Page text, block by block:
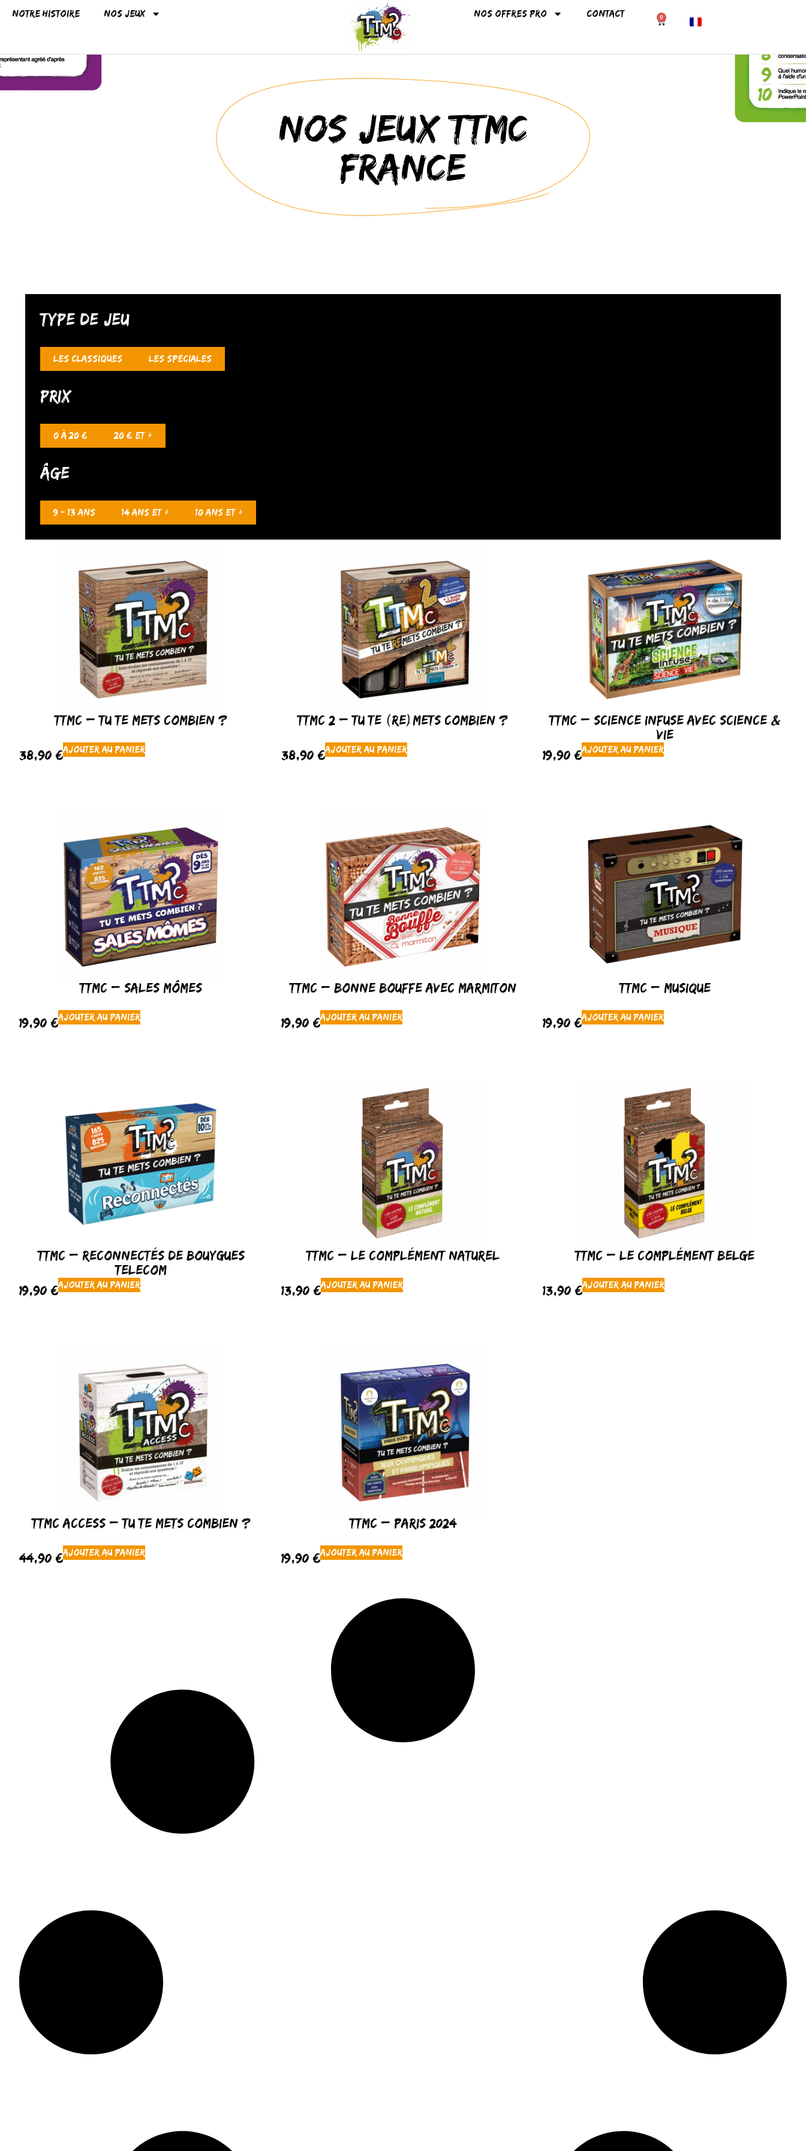
Notre histoire Nos jeux Nos offres pro Contact 0
Deutsch
Nos jeux TTMC
France
Type de jeu
Les classiques Les spéciales
Prix
0 à 20 € 20 € et +
Âge
9 - 13 ans 14 ans et + 10 ans et +
TTMC – Tu Te Mets Combien ?
38,90 €Ajouter au panier
TTMC 2 – Tu Te (Re)Mets Combien ?
38,90 €Ajouter au panier
TTMC – Science Infuse avec Science &
Vie
19,90€Ajouter au panier
TTMC – Sales Mômes
19,90 €Ajouter au panier
TTMC – Bonne Bouffe avec Marmiton
19,90 €Ajouter au panier
TTMC – Musique
19,90€Ajouter au panier
TTMC – Reconnectés de Bouygues
Telecom
19,90 €Ajouter au panier
TTMC – Le Complément Naturel
13,90 €Ajouter au panier
TTMC – Le Complément Belge
13,90€Ajouter au panier
TTMC Access – Tu Te Mets Combien ?
44,90 €Ajouter au panier
TTMC – Paris 2024
19,90 €Ajouter au panier